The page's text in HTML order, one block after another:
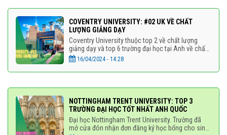
COVENTRY UNIVERSITY: #02 UK VỀ CHẤT
LƯỢNG GIẢNG DẠY
Coventry University thuộc top 2 về chất lượng
giảng dạy và top 6 trường đại học tại Anh về chất
lượng cuộc sống sinh viên, theo bảng xếp hạng
của The Times and
16/04/2024 - 14:28
NOTTINGHAM TRENT UNIVERSITY: TOP 3
TRƯỜNG ĐẠI HỌC TỐT NHẤT ANH QUỐC
Đại học Nottingham Trent University. Trường đã
mở cửa đón nhận đơn đăng ký học bổng cho sinh